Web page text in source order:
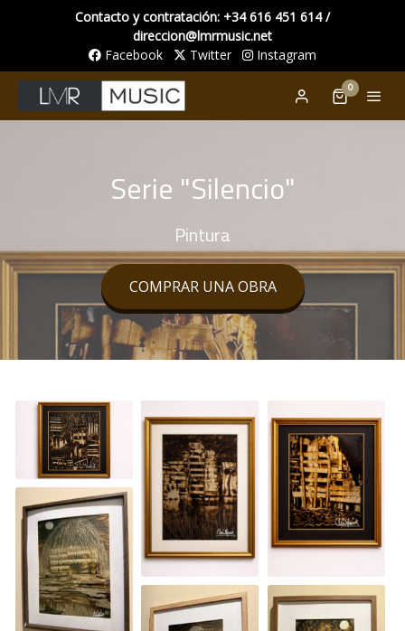
Contacto y contratación: +34 616 451 614 /
direccion@lmrmusic.net
Facebook
Twitter Instagram
0
Serie "Silencio"
Pintura
COMPRAR UNA OBRA